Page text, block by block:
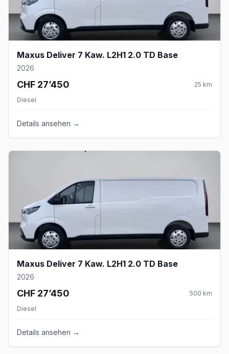
Maxus Deliver 7 Kaw. L2H1 2.0 TD Base
2026
CHF 27’450 25 km
Diesel
Details ansehen →
Maxus Deliver 7 Kaw. L2H1 2.0 TD Base
2026
CHF 27’450 500 km
Diesel
Details ansehen →